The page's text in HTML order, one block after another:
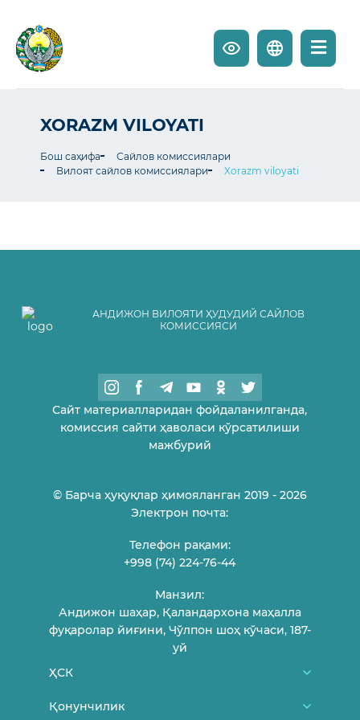
XORAZM VILOYATI
Бош саҳифа
Сайлов комиссиялари
Вилоят сайлов комиссиялари
Xorazm viloyati
АНДИЖОН ВИЛОЯТИ ҲУДУДИЙ САЙЛОВ
КОМИССИЯСИ
Сайт материалларидан фойдаланилганда,
комиссия сайти ҳаволаси кўрсатилиши
мажбурий
© Барча ҳуқуқлар ҳимояланган 2019 - 2026
Электрон почта:
Телефон рақами:
+998 (74) 224-76-44
Манзил:
Андижон шаҳар, Қаландархона маҳалла
фуқаролар йиғини, Чўлпон шоҳ кўчаси, 187-
уй
ҲСК
Биз ҳақимизда
Қонунчилик